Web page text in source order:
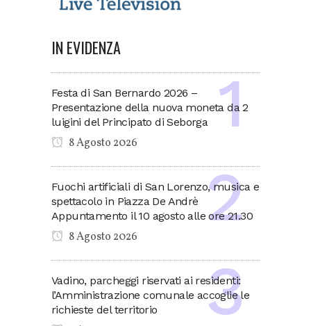
IN EVIDENZA
Festa di San Bernardo 2026 –
Presentazione della nuova moneta da 2
luigini del Principato di Seborga
8 Agosto 2026
Fuochi artificiali di San Lorenzo, musica e
spettacolo in Piazza De Andrè
Appuntamento il 10 agosto alle ore 21.30
8 Agosto 2026
Vadino, parcheggi riservati ai residenti:
l’Amministrazione comunale accoglie le
richieste del territorio